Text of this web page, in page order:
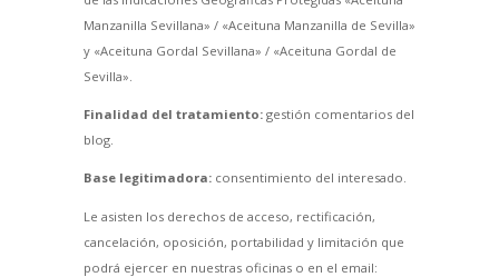
Manzanilla Sevillana» / «Aceituna Manzanilla de Sevilla»
y «Aceituna Gordal Sevillana» / «Aceituna Gordal de
Sevilla».
Finalidad del tratamiento:gestión comentarios del
blog.
Base legitimadora:consentimiento del interesado.
Le asisten los derechos de acceso, rectificación,
cancelación, oposición, portabilidad y limitación que
podrá ejercer en nuestras oficinas o en el email: